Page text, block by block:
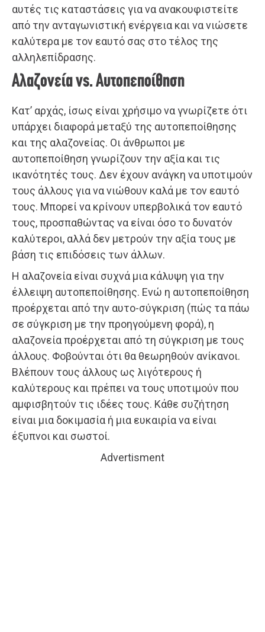
αυτές τις καταστάσεις για να ανακουφιστείτε
από την ανταγωνιστική ενέργεια και να νιώσετε
καλύτερα με τον εαυτό σας στο τέλος της
αλληλεπίδρασης.
Αλαζονεία vs. Αυτοπεποίθηση
Κατ’ αρχάς, ίσως είναι χρήσιμο να γνωρίζετε ότι
υπάρχει διαφορά μεταξύ της αυτοπεποίθησης
και της αλαζονείας. Οι άνθρωποι με
αυτοπεποίθηση γνωρίζουν την αξία και τις
ικανότητές τους. Δεν έχουν ανάγκη να υποτιμούν
τους άλλους για να νιώθουν καλά με τον εαυτό
τους. Μπορεί να κρίνουν υπερβολικά τον εαυτό
τους, προσπαθώντας να είναι όσο το δυνατόν
καλύτεροι, αλλά δεν μετρούν την αξία τους με
βάση τις επιδόσεις των άλλων.
Η αλαζονεία είναι συχνά μια κάλυψη για την
έλλειψη αυτοπεποίθησης. Ενώ η αυτοπεποίθηση
προέρχεται από την αυτο-σύγκριση (πώς τα πάω
σε σύγκριση με την προηγούμενη φορά), η
αλαζονεία προέρχεται από τη σύγκριση με τους
άλλους. Φοβούνται ότι θα θεωρηθούν ανίκανοι.
Βλέπουν τους άλλους ως λιγότερους ή
καλύτερους και πρέπει να τους υποτιμούν που
αμφισβητούν τις ιδέες τους. Κάθε συζήτηση
είναι μια δοκιμασία ή μια ευκαιρία να είναι
έξυπνοι και σωστοί.
Advertisment